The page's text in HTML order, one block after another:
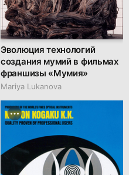
Эволюция технологий
создания мумий в фильмах
франшизы «Мумия»
Mariya Lukanova